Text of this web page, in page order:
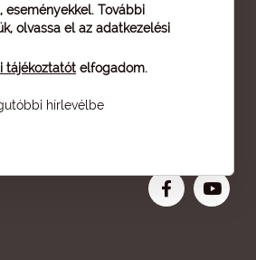
eseményekkel. További
olvassa el az adatkezelési
tájékoztatót elfogadom.
hírlevélbe